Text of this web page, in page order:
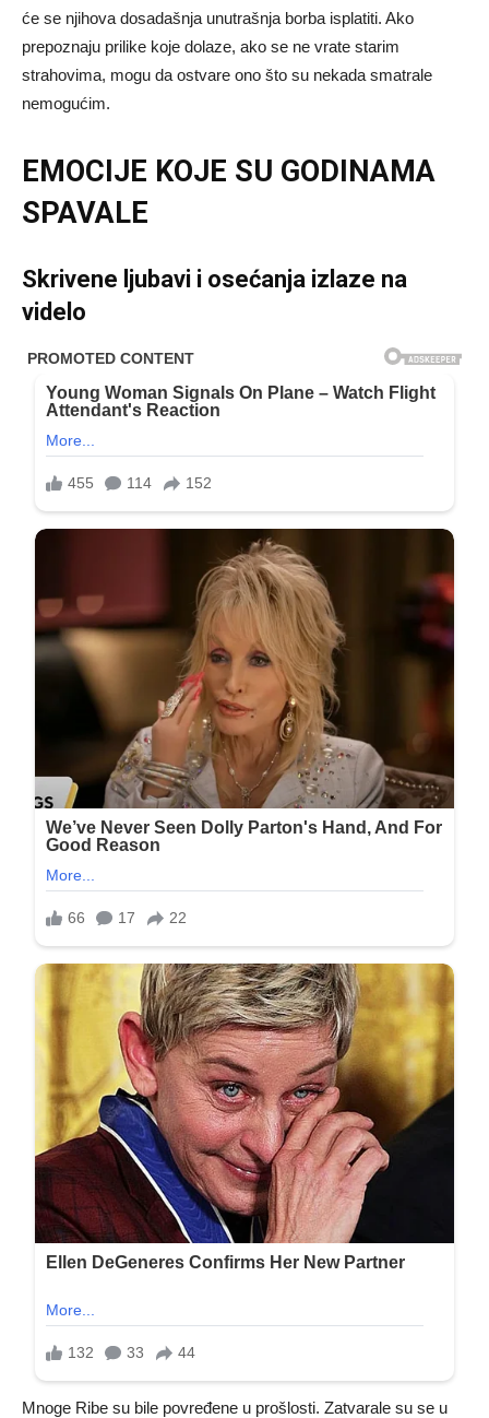
će se njihova dosadašnja unutrašnja borba isplatiti. Ako
prepoznaju prilike koje dolaze, ako se ne vrate starim
strahovima, mogu da ostvare ono što su nekada smatrale
nemogućim.
EMOCIJE KOJE SU GODINAMA
SPAVALE
Skrivene ljubavi i osećanja izlaze na
videlo
Mnoge Ribe su bile povređene u prošlosti. Zatvarale su se u